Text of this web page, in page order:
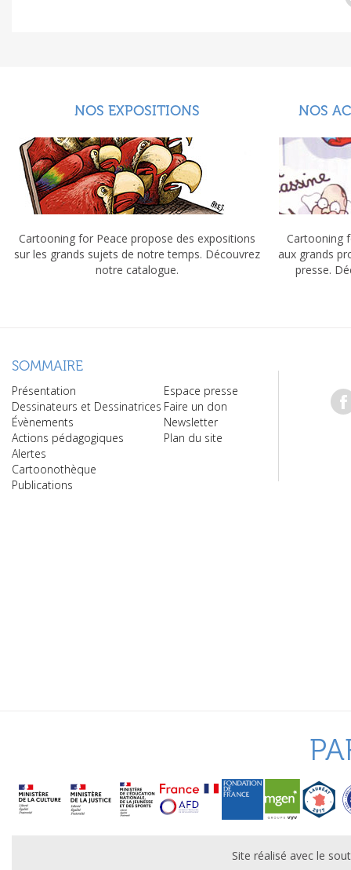
NOS EXPOSITIONS
Cartooning for Peace propose des expositions
sur les grands sujets de notre temps. Découvrez
notre catalogue.
NOS
Cartooning
aux grands
presse.
SOMMAIRE
Présentation
Dessinateurs et Dessinatrices
Évènements
Actions pédagogiques
Alertes
Cartoonothèque
Publications
Espace presse
Faire un don
Newsletter
Plan du site
Site réalisé avec le